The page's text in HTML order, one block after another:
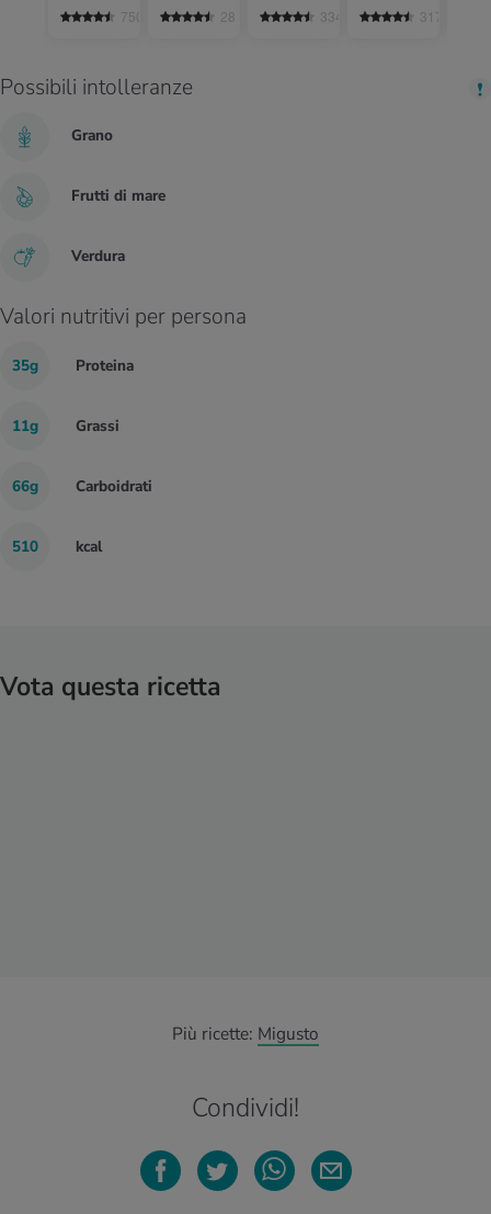
750 28 cotti 334 grappolo 317
Possibili intolleranze
Grano
Frutti di mare
Verdura
Valori nutritivi per persona
35g Proteina
11g Grassi
66g Carboidrati
510 kcal
Vota questa ricetta
Più ricette: Migusto
Condividi!